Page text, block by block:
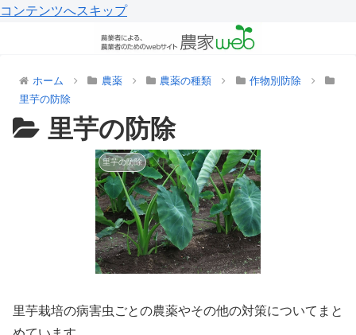
コンテンツへスキップ
ホーム 農薬 農薬の種類
作物別防除
里芋の防除
里芋の防除
里芋の防除
里芋栽培の病害虫ごとの農薬やその他の対策についてまと